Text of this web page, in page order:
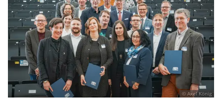
© Axel König